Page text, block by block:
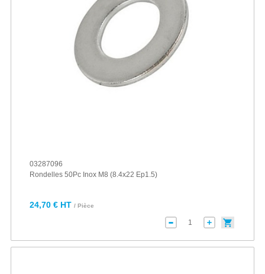
03287096
Rondelles 50Pc Inox M8 (8.4x22 Ep1.5)
24,70 € HT / Pièce